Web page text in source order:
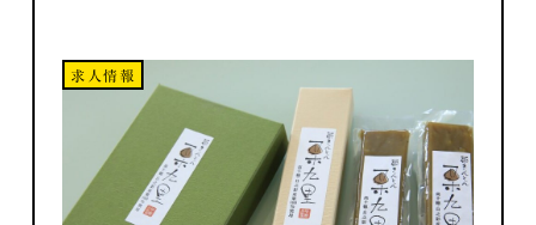
求人情報